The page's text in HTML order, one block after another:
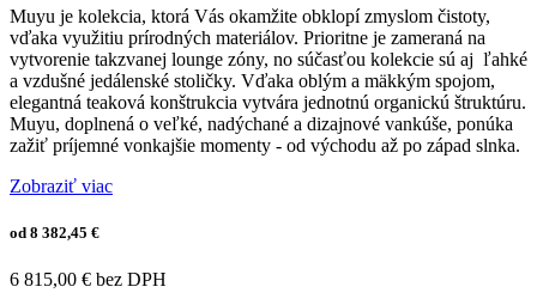
Muyu je kolekcia, ktorá Vás okamžite obklopí zmyslom čistoty,
vďaka využitiu prírodných materiálov. Prioritne je zameraná na
vytvorenie takzvanej lounge zóny, no súčasťou kolekcie sú aj ľahké
a vzdušné jedálenské stoličky. Vďaka oblým a mäkkým spojom,
elegantná teaková konštrukcia vytvára jednotnú organickú štruktúru.
Muyu, doplnená o veľké, nadýchané a dizajnové vankúše, ponúka
zažiť príjemné vonkajšie momenty - od východu až po západ slnka.
Zobraziť viac
od 8 382,45 €
6 815,00 € bez DPH